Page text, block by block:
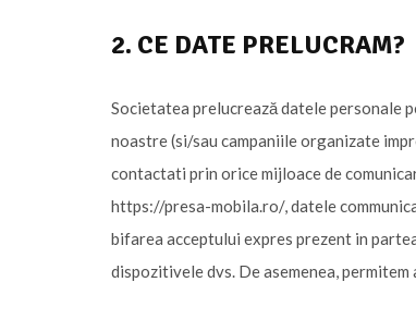
2. CE DATE PRELUCRAM?
Societatea prelucrează datele personale
noastre (si/sau campaniile organizate
contactati prin orice mijloace de
https://presa-mobila.ro/, datele
bifarea acceptului expres prezent in
dispozitivele dvs. De asemenea,